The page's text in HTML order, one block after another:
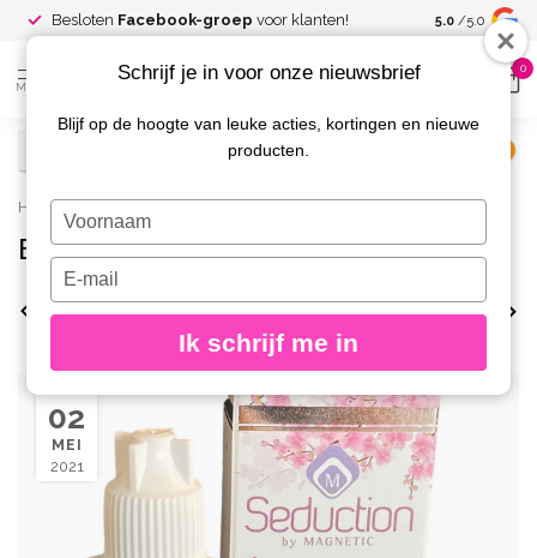
Besloten Facebook-groep voor klanten! Spaar voor
kortingen
5.0 /5.0
MENU
0
Home / Blog / nagelinfectie
Blog: nagelinfectie
Bekijk alles Bacterie biab Coaching
02
MEI
2021
Schrijf je in voor onze nieuwsbrief
Blijf op de hoogte van leuke acties, kortingen en nieuwe
producten.
Typ
je
naam
Typ
je
e-
in
Ik schrijf me in